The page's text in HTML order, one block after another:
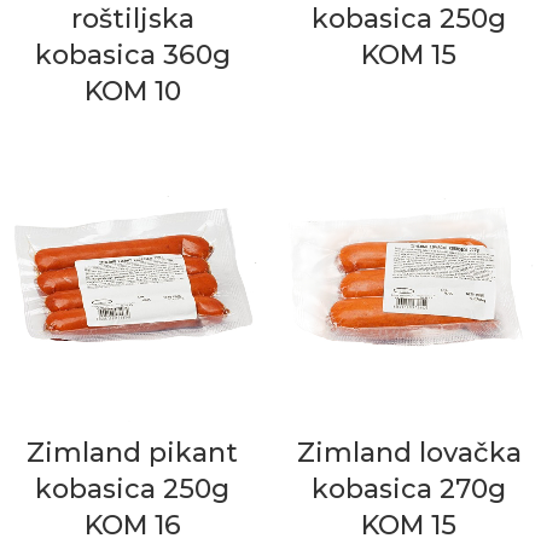
roštiljska
kobasica 360g
KOM 10
kobasica 250g
KOM 15
Zimland pikant
kobasica 250g
KOM 16
Zimland lovačka
kobasica 270g
KOM 15